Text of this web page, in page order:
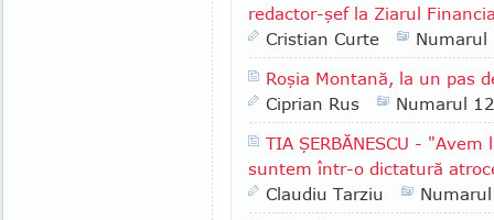
redactor-şef la Ziarul
Cristian Curte
Numarul
Roşia Montană, la un pas
Ciprian Rus
Numarul
TIA ŞERBĂNESCU -
suntem într-o dictatură
Claudiu Tarziu